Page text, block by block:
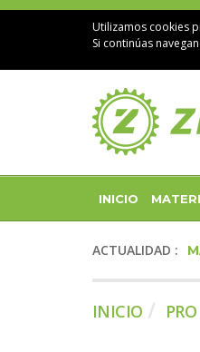
Utilizamos cookies
Si continúas
INICIO
ACTUALIDAD :
INICIO PRO